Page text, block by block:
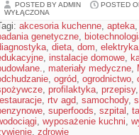
POSTED BY ADMIN POSTED
WYŁĄCZONA
akcesoria kuchenne, apteka,
genetyczne,
, dieta, dom, elektryka
, instalacje domowe,
, materiały medyczne,
, ogród, ogrodnictwo,
, profilaktyka, przepisy,
, rtv agd, samochody,
, superfoods, szpital ,
, wyposażenie kuchni,
, zdrowie